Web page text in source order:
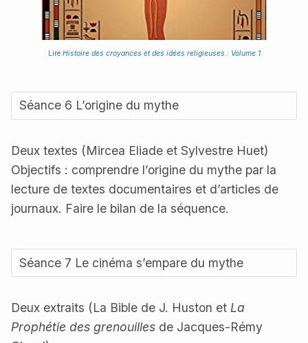
Lire Histoire des croyances et des idées religieuses : Volume 1
Séance 6 L’origine du mythe
Deux textes (Mircea Eliade et Sylvestre Huet)
Objectifs : comprendre l’origine du mythe par la
lecture de textes documentaires et d’articles de
journaux. Faire le bilan de la séquence.
Séance 7 Le cinéma s’empare du mythe
Deux extraits (La Bible de J. Huston et La
Prophétie des grenouilles de Jacques-Rémy